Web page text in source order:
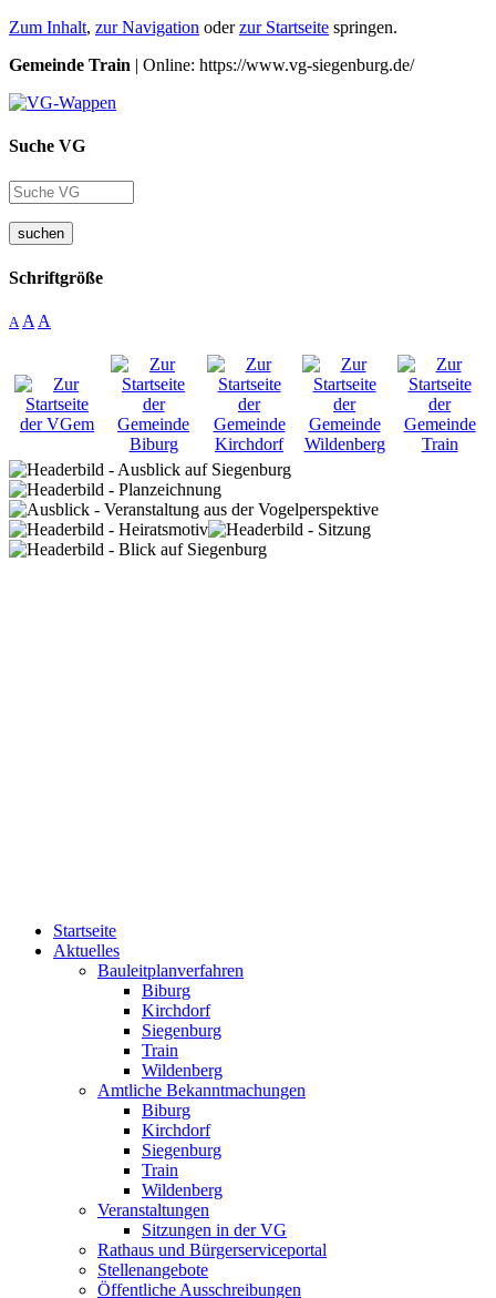
Zum Inhalt, zur Navigation oderzur Startseite springen.
Gemeinde Train | Online: https://www.vg-siegenburg.de/
Suche VG
suchen
Schriftgröße
A A A
Startseite
Aktuelles
Bauleitplanverfahren
Biburg
Kirchdorf
Siegenburg
Train
Wildenberg
Amtliche Bekanntmachungen
Biburg
Kirchdorf
Siegenburg
Train
Wildenberg
Veranstaltungen
Sitzungen in der VG
Rathaus und Bürgerserviceportal
Stellenangebote
Öffentliche Ausschreibungen